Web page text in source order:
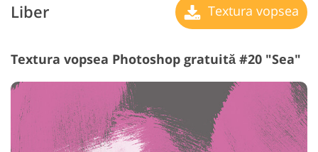
Liber Textura vopsea
Textura vopsea Photoshop gratuită #20 "Sea"